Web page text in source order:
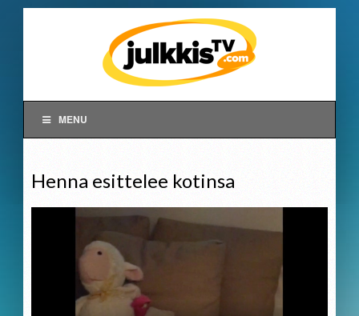
MENU
Henna esittelee kotinsa